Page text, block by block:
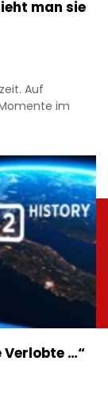
man sie
Auf
im
Verlobte …“